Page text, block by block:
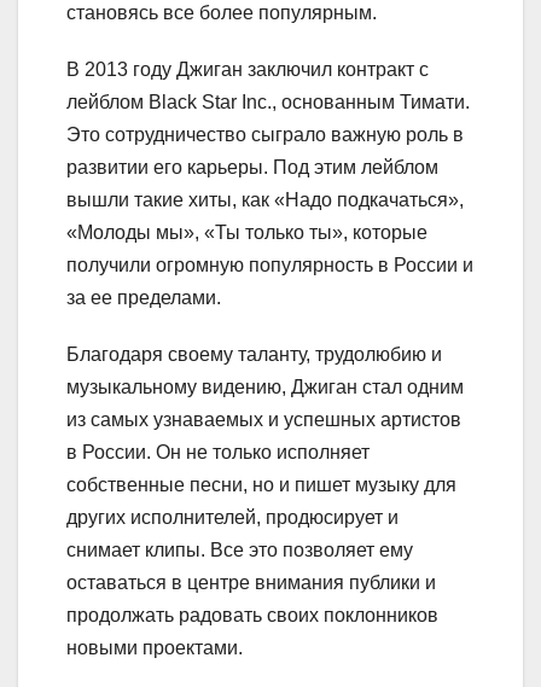
становясь все более популярным.
В 2013 году Джиган заключил контракт с
лейблом Black Star Inc., основанным Тимати.
Это сотрудничество сыграло важную роль в
развитии его карьеры. Под этим лейблом
вышли такие хиты, как «Надо подкачаться»,
«Молоды мы», «Ты только ты», которые
получили огромную популярность в России и
за ее пределами.
Благодаря своему таланту, трудолюбию и
музыкальному видению, Джиган стал одним
из самых узнаваемых и успешных артистов
в России. Он не только исполняет
собственные песни, но и пишет музыку для
других исполнителей, продюсирует и
снимает клипы. Все это позволяет ему
оставаться в центре внимания публики и
продолжать радовать своих поклонников
новыми проектами.